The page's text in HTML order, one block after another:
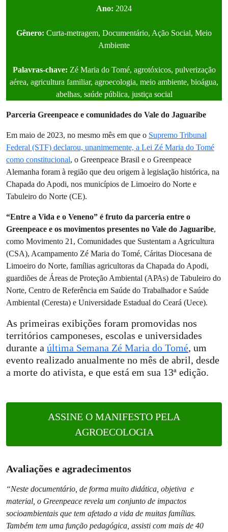
Ano: 2024
Gênero: Curta-metragem, Documentário, Ação Social, Meio
Ambiente
Palavras-chave: Zé Maria do Tomé, agrotóxicos, pulverização
aérea, agricultura familiar, agroecologia, meio ambiente, bioágua,
abelhas, saúde pública, justiça social
Parceria Greenpeace e comunidades do Vale do Jaguaribe
Em maio de 2023, no mesmo mês em que o Supremo Tribunal
Federal (STF) declarou, unanimemente, a Lei Zé Maria do Tomé
como constitucional, o Greenpeace Brasil e o Greenpeace
Alemanha foram à região que deu origem à legislação histórica, na
Chapada do Apodi, nos municípios de Limoeiro do Norte e
Tabuleiro do Norte (CE).
“Entre a Vida e o Veneno” é fruto da parceria entre o
Greenpeace e os movimentos presentes no Vale do Jaguaribe,
como Movimento 21, Comunidades que Sustentam a Agricultura
(CSA), Acampamento Zé Maria do Tomé, Cáritas Diocesana de
Limoeiro do Norte, famílias agricultoras da Chapada do Apodi,
guardiões de Áreas de Proteção Ambiental (APAs) de Tabuleiro do
Norte, Centro de Referência em Saúde do Trabalhador e Saúde
Ambiental (Ceresta) e Universidade Estadual do Ceará (Uece).
As primeiras exibições foram promovidas nos
territórios camponeses, escolas e universidades
durante a última Semana Zé Maria do Tomé, um
evento realizado anualmente no mês de abril, desde
a morte do ativista, e que está em sua 13ª edição.
ASSINE O MANIFESTO PELA
AGROECOLOGIA
Avaliações e agradecimentos
“Neste documentário, de forma muito didática, objetiva e
material, o Greenpeace revela um conjunto de impactos
socioambientais que tem afetado a vida de muitas famílias.
Também tem uma função pedagógica, assisti com mais de 40